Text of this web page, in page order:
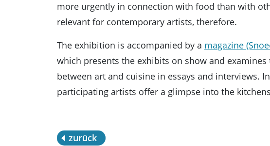
more urgently in connection with food than with
relevant for contemporary artists, therefore.
The exhibition is accompanied by a magazine
which presents the exhibits on show and
between art and cuisine in essays and interviews.
participating artists offer a glimpse into the
zurück